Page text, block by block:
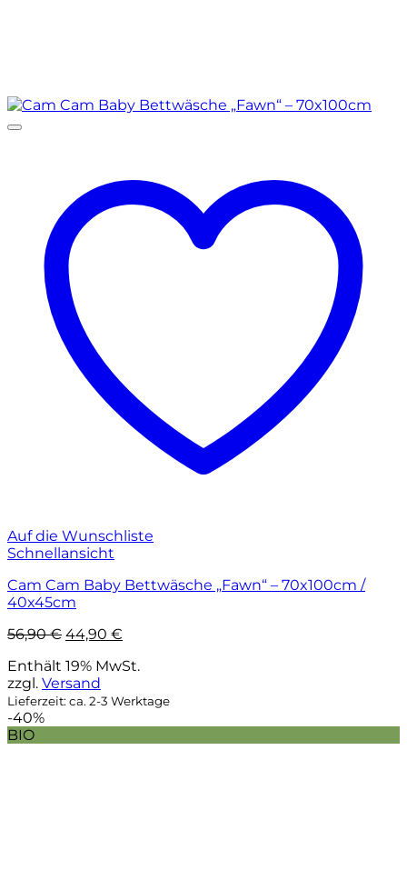
Auf die Wunschliste
Schnellansicht
Cam Cam Baby Bettwäsche „Fawn“ – 70x100cm /
40x45cm
56,90€ Ursprünglicher
war:
56,90 €
44,90 €
ist:
Enthält 19% MwSt.
zzgl. Versand
Lieferzeit: ca. 2-3 Werktage
-40%
BIO